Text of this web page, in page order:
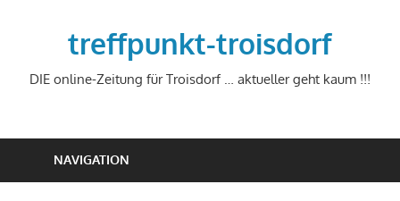
treffpunkt-troisdorf
DIE online-Zeitung für Troisdorf … aktueller geht kaum !!!
NAVIGATION